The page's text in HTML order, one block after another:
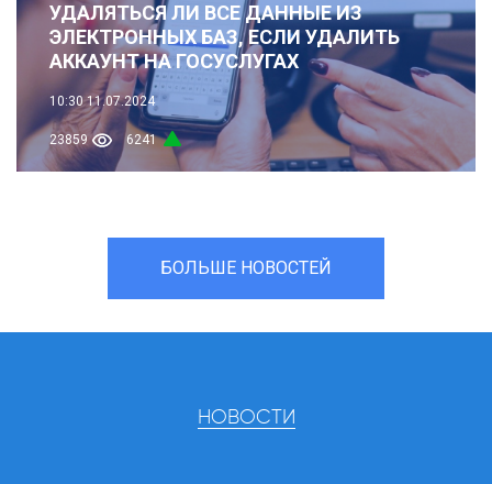
УДАЛЯТЬСЯ ЛИ ВСЕ ДАННЫЕ ИЗ
ЭЛЕКТРОННЫХ БАЗ, ЕСЛИ УДАЛИТЬ
АККАУНТ НА ГОСУСЛУГАХ
10:30 11.07.2024
23859 6241
БОЛЬШЕ НОВОСТЕЙ
НОВОСТИ